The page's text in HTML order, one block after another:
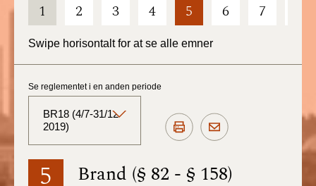
1 2 3 4 5 6 7
Swipe horisontalt for at se alle emner
5 Brand (§ 82 - § 158)
Se reglementet i en anden periode
BR18 (4/7-31/12
2019)
BR18 (Aktuelt)